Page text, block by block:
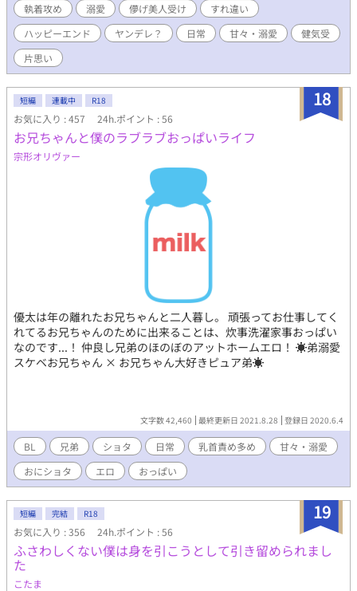
執着攻め 溺愛 儚げ美人受け
すれ違い
ハッピーエンド
ヤンデレ？ 日常 甘々・溺愛
健気受
片思い
18
短編 連載中 R18
お気に入り : 457 24h.ポイント : 56
お兄ちゃんと僕のラブラブおっぱいライフ
宗形オリヴァー
優太は年の離れたお兄ちゃんと二人暮し。 頑張ってお仕事してく
れてるお兄ちゃんのために出来ることは、炊事洗濯家事おっぱい
なのです...！ 仲良し兄弟のほのぼのアットホームエロ！ ☀️弟溺愛
スケベお兄ちゃん × お兄ちゃん大好きピュア弟☀️
文字数 42,460 最終更新日 2021.8.28 登録日 2020.6.4
BL 兄弟 ショタ 日常 乳首責め多め
甘々・溺愛
おにショタ
エロ おっぱい
19
短編 完結 R18
お気に入り : 356 24h.ポイント : 56
ふさわしくない僕は身を引こうとして引き留められまし
た
こたま